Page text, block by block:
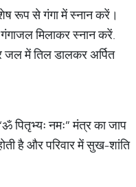
रूप से गंगा में स्नान करें।
मिलाकर स्नान करें.
जल में तिल डालकर अर्पित
पितृभ्यः नमः” मंत्र का जाप
है और परिवार में सुख-शांति